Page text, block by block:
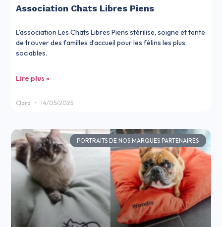
Association Chats Libres Piens
L’association Les Chats Libres Piens stérilise, soigne et tente
de trouver des familles d’accueil pour les félins les plus
sociables.
Lire plus »
Clara 14/05/2025
PORTRAITS DE NOS MARQUES PARTENAIRES